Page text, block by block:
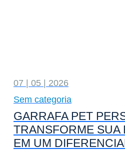
07 | 05 | 2026
Sem categoria
GARRAFA PET
TRANSFORME SUA
EM UM